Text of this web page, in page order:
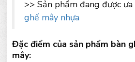
>> Sản phẩm đang được ưa
ghế mây nhựa
Đặc điểm của sản phẩm bàn
mây: